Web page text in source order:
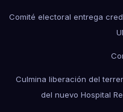
Comité electoral entrega
Culmina liberación del
del nuevo Hospital